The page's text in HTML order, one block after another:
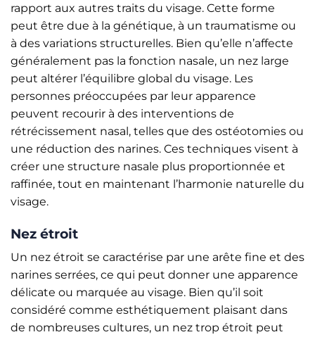
rapport aux autres traits du visage. Cette forme
peut être due à la génétique, à un traumatisme ou
à des variations structurelles. Bien qu’elle n’affecte
généralement pas la fonction nasale, un nez large
peut altérer l’équilibre global du visage. Les
personnes préoccupées par leur apparence
peuvent recourir à des interventions de
rétrécissement nasal, telles que des ostéotomies ou
une réduction des narines. Ces techniques visent à
créer une structure nasale plus proportionnée et
raffinée, tout en maintenant l’harmonie naturelle du
visage.
Nez étroit
Un nez étroit se caractérise par une arête fine et des
narines serrées, ce qui peut donner une apparence
délicate ou marquée au visage. Bien qu’il soit
considéré comme esthétiquement plaisant dans
de nombreuses cultures, un nez trop étroit peut